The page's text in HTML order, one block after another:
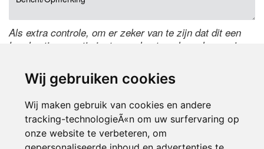
Wij gebruiken cookies
Wij maken gebruik van cookies en andere
tracking-technologieÃ«n om uw surfervaring op
onze website te verbeteren, om
Als extra controle, om er zeker van te zijn dat dit een
handmatige reactie is, typ onderstaande code over in
de code te wijzigen.